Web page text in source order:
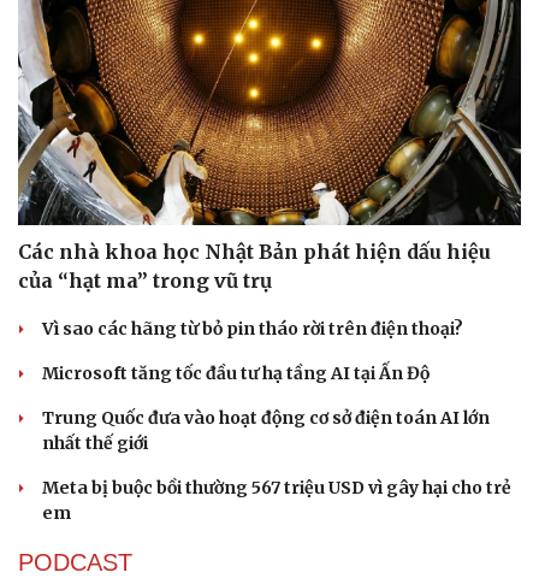
Sức khỏe
Cây thuốc
Sản phụ khoa
Nam khoa
Làm đẹp - giảm cân
Ăn sạch sống khỏe
Đời sống
Blog
Các nhà khoa học Nhật Bản phát hiện dấu hiệu
của “hạt ma” trong vũ trụ
Vì sao các hãng từ bỏ pin tháo rời trên điện thoại?
Microsoft tăng tốc đầu tư hạ tầng AI tại Ấn Độ
Trung Quốc đưa vào hoạt động cơ sở điện toán AI lớn
nhất thế giới
Meta bị buộc bồi thường 567 triệu USD vì gây hại cho trẻ
em
PODCAST